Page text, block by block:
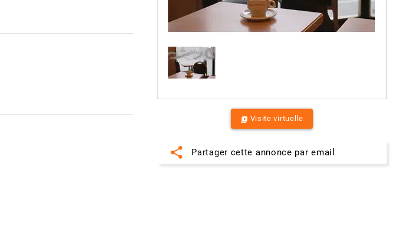
video_library Visite virtuelle
share Partager cette annonce par email